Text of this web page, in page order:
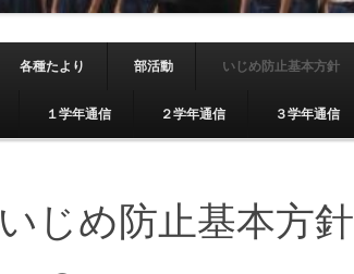
各種たより 部活動 いじめ防止基本方針
１学年通信 ２学年通信 ３学年通信
いじめ防止基本方針